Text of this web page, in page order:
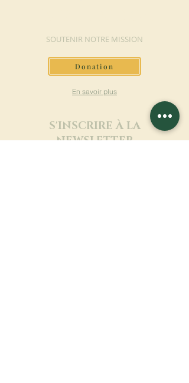
SOUTENIR NOTRE MISSION
Donation
En savoir plus
S'INSCRIRE À LA
NEWSLETTER